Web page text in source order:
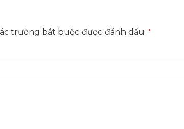
trường bắt buộc được đánh dấu *